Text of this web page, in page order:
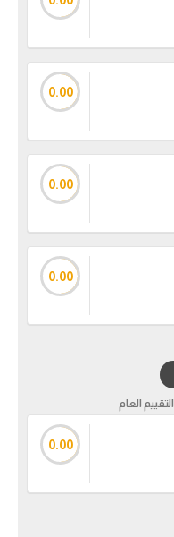
0.00
0.00
0.00
التقييم العام
0.00